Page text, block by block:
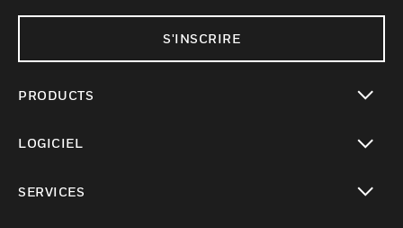
S'INSCRIRE
PRODUCTS
LOGICIEL
SERVICES